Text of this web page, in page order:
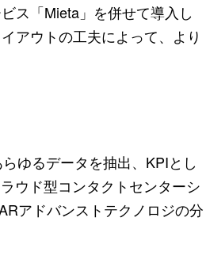
ス「Mieta」を併せて導入し
アウトの工夫によって、より
ゆるデータを抽出、KPIとし
ウド型コンタクトセンターシ
アドバンストテクノロジの分